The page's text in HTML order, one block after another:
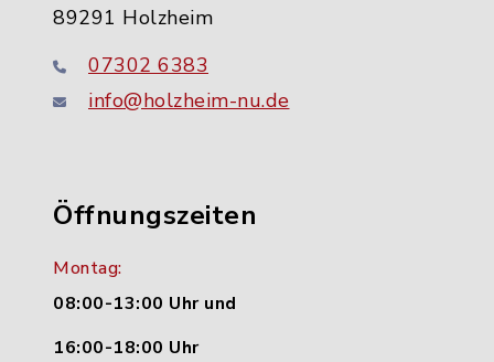
89291 Holzheim
07302 6383
info@holzheim-nu.de
Öffnungszeiten
Montag:
08:00-13:00 Uhr und
16:00-18:00 Uhr